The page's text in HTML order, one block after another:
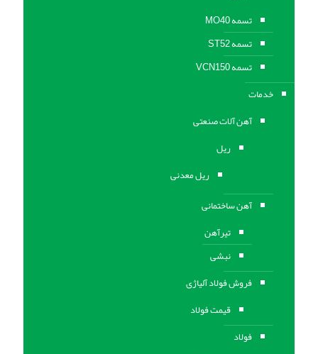
تسمه MO40
تسمه ST52
تسمه VCN150
خدمات
آهن آلات صنعتی
ریل
ریل معدنی
آهن ساختمانی
تیرآهن
نبشی
فروش فولاد آلیاژی
قیمت فولاد
فولاد